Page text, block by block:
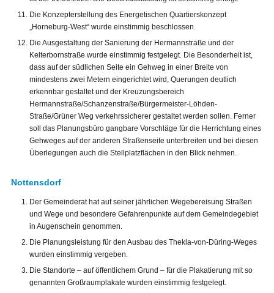
Die Konzepterstellung des Energetischen Quartierskonzept
„Horneburg-West“ wurde einstimmig beschlossen.
Die Ausgestaltung der Sanierung der Hermannstraße und der
Kelterbornstraße wurde einstimmig festgelegt. Die Besonderheit ist,
dass auf der südlichen Seite ein Gehweg in einer Breite von
mindestens zwei Metern eingerichtet wird, Querungen deutlich
erkennbar gestaltet und der Kreuzungsbereich
Hermannstraße/Schanzenstraße/Bürgermeister-Löhden-
Straße/Grüner Weg verkehrssicherer gestaltet werden sollen. Ferner
soll das Planungsbüro gangbare Vorschläge für die Herrichtung eines
Gehweges auf der anderen Straßenseite unterbreiten und bei diesen
Überlegungen auch die Stellplatzflächen in den Blick nehmen.
Nottensdorf
Der Gemeinderat hat auf seiner jährlichen Wegebereisung Straßen
und Wege und besondere Gefahrenpunkte auf dem Gemeindegebiet
in Augenschein genommen.
Die Planungsleistung für den Ausbau des Thekla-von-Düring-Weges
wurden einstimmig vergeben.
Die Standorte – auf öffentlichem Grund – für die Plakatierung mit so
genannten Großraumplakate wurden einstimmig festgelegt.